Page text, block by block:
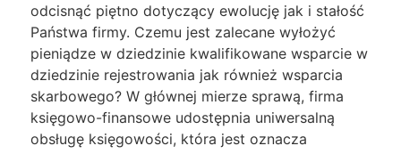
odcisnąć piętno dotyczący ewolucję jak i stałość
Państwa firmy. Czemu jest zalecane wyłożyć
pieniądze w dziedzinie kwalifikowane wsparcie w
dziedzinie rejestrowania jak również wsparcia
skarbowego? W głównej mierze sprawą, firma
księgowo-finansowe udostępnia uniwersalną
obsługę księgowości, która jest oznacza